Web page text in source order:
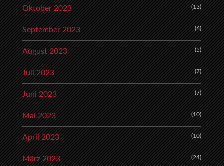
Oktober 2023 (13)
September 2023 (6)
August 2023 (5)
Juli 2023 (7)
Juni 2023 (7)
Mai 2023 (10)
April 2023 (10)
März 2023 (24)